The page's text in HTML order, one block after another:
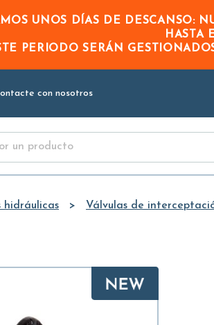
UNOS DÍAS DE DESCANSO:
HASTA
PERIODOSERÁN
con nosotros
hidráulicas Válvulas de